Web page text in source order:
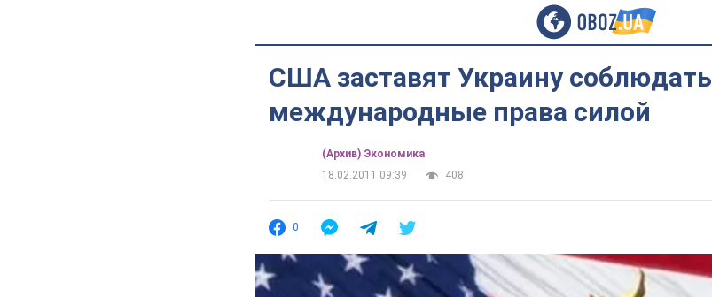
США заставят Украину соблюдать
международные права силой
(Архив) Экономика
18.02.2011 09:39
408
0